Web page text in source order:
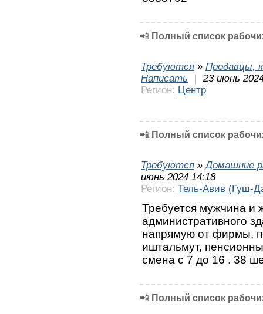
📲 Полный список
Требуются » Продавцы,
Написать
|
23 июнь
Регион: Центр
📲 Полный список
Требуются »Домашние
июнь 2024 14:18
Регион: Тель-Авив (Гуш-
Требуется мужчина и
административного
напрямую от фирмы,
иштальмут,
смена с 7 до 16 . 38
📲 Полный список